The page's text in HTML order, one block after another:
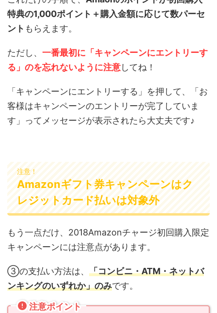
特典の1,000ポイント＋購入金額に応じて数パーセ
ント もらえます。
ただし、 一番最初に「キャンペーンにエントリーす
る」のを忘れないように注意してね！
「キャンペーンにエントリーする」を押して、「お
客様はキャンペーンのエントリーが完了していま
す」ってメッセージが表示されたら大丈夫です♪
注意！
Amazonギフト券キャンペーンはク
レジットカード払いは対象外
もう一点だけ、2018Amazonチャージ初回購入限定
キャンペーンには注意点があります。
③の支払い方法は、 「コンビニ・ATM・ネットバ
ンキングのいずれか」のみです。
注意ポイント